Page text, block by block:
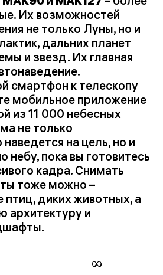
Их возможностей
не только Луны, но и
дальних планет
и звезд. Их главная
смартфон к телескопу
мобильное приложение
из 11 000 небесных
не только
на цель, но и
небу, пока вы готовитесь
кадра. Снимать
тоже можно –
диких животных, а
архитектуру и